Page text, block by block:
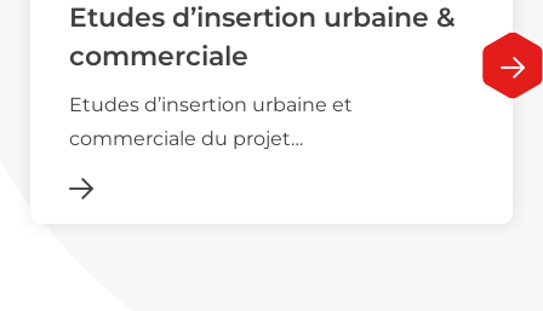
Etudes d’insertion urbaine &
commerciale
Etudes d’insertion urbaine et
commerciale du projet…